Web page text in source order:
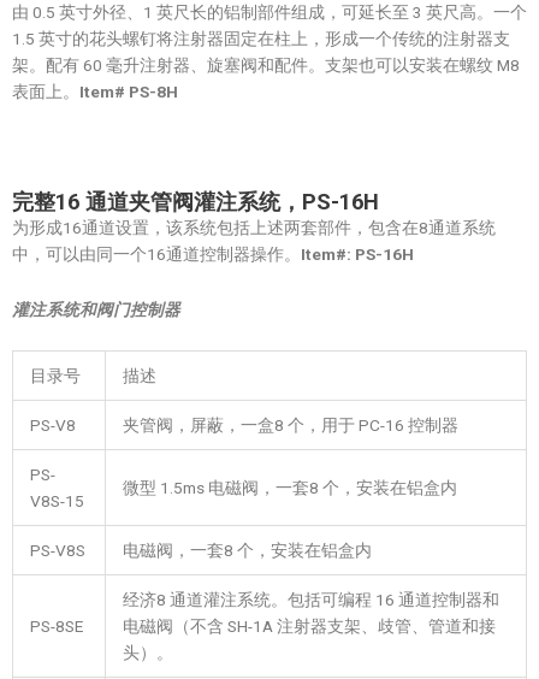
由 0.5 英寸外径、1 英尺长的铝制部件组成，可延长至 3 英尺高。一个
1.5 英寸的花头螺钉将注射器固定在柱上，形成一个传统的注射器支
架。配有 60 毫升注射器、旋塞阀和配件。支架也可以安装在螺纹 M8
表面上。 Item# PS-8H
完整16 通道夹管阀灌注系统，PS-16H
为形成16通道设置，该系统包括上述两套部件，包含在8通道系统
中，可以由同一个16通道控制器操作。 Item#: PS-16H
灌注系统和阀门控制器
目录号 描述
PS-V8 夹管阀，屏蔽，一盒8 个，用于 PC-16 控制器
PS-
V8S-15
微型 1.5ms 电磁阀，一套8 个，安装在铝盒内
PS-V8S 电磁阀，一套8 个，安装在铝盒内
PS-8SE
经济8 通道灌注系统。包括可编程 16 通道控制器和
电磁阀（不含 SH-1A 注射器支架、歧管、管道和接
头）。